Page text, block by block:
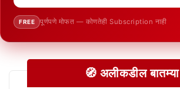
FREE पूर्णपणे मोफत — कोणतेही Subscription नाही
🧭 अलीकडील बातम्या